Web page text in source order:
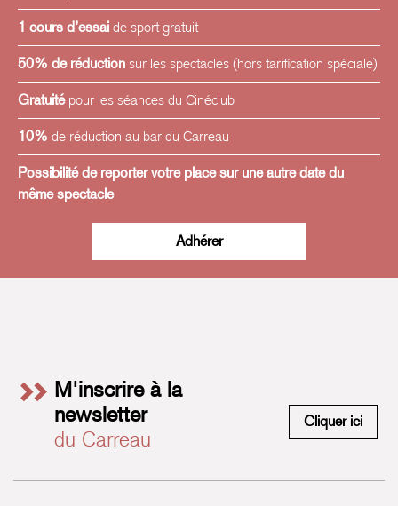
1 cours d’essai de sport gratuit
50% de réduction sur les spectacles (hors tarification spéciale)
Gratuitépour les séances du Cinéclub
10% de réduction au bar du Carreau
Possibilité de reporter votre place sur une autre date du
même spectacle
Adhérer
M'inscrire à la
newsletter
du Carreau
Cliquer ici